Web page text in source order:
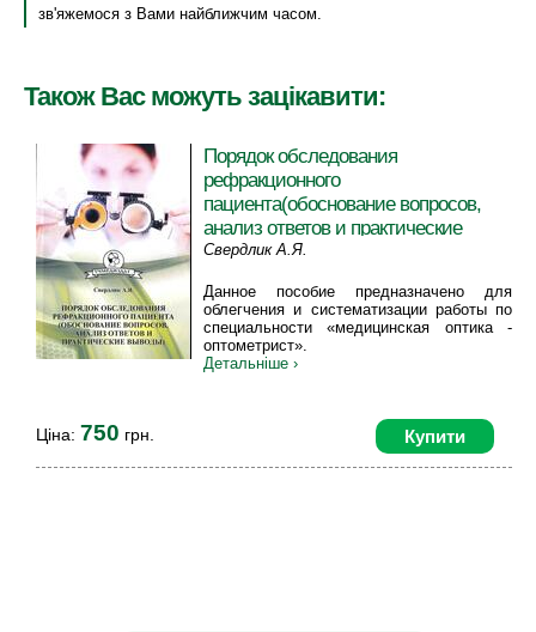
зв'яжемося з Вами найближчим часом.
Також Вас можуть зацікавити:
Порядок обследования
рефракционного
пациента(обоснование вопросов,
анализ ответов и практические
выводы)
Свердлик А.Я.
Данное пособие предназначено для
облегчения и систематизации работы по
специальности «медицинская оптика -
оптометрист».
Детальніше ›
Купити
Ціна: 750 грн.